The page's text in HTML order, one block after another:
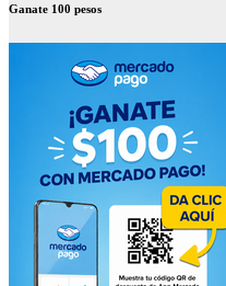
Ganate 100 pesos